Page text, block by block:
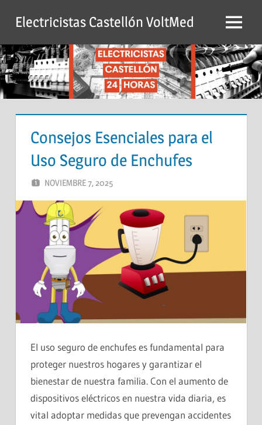
contenido
Electricistas Castellón VoltMed Menú
Consejos Esenciales para el
Uso Seguro de Enchufes
NOVIEMBRE 7, 2025
El uso seguro de enchufes es fundamental para
proteger nuestros hogares y garantizar el
bienestar de nuestra familia. Con el aumento de
dispositivos eléctricos en nuestra vida diaria, es
vital adoptar medidas que prevengan accidentes